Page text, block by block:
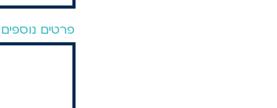
פרטים נוספים